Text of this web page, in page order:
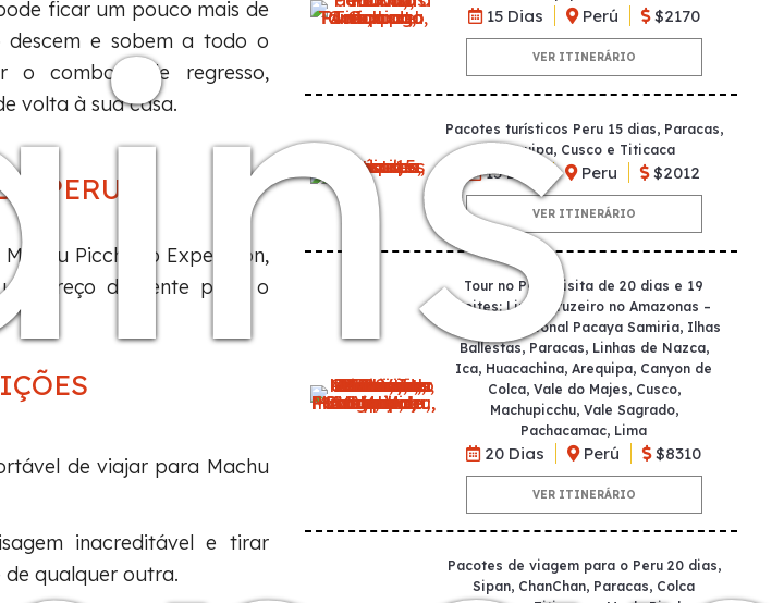
ficar um pouco mais de
e sobem a todo o
o comboio de regresso,
volta à sua casa.
PERU
Picchu: o Expedition,
preço diferente para o
de viajar para Machu
inacreditável e tirar
qualquer outra.
15 Dias Perú $2170
VER ITINERÁRIO
Pacotes turísticos Peru 15 dias, Paracas,
Arequipa, Cusco e Titicaca
15 Dias Peru $2012
VER ITINERÁRIO
Tour no Peru Visita de 20 dias e 19
noites: Lima, Cruzeiro no Amazonas –
Reserva Nacional Pacaya Samiria, Ilhas
Ballestas, Paracas, Linhas de Nazca,
Ica, Huacachina, Arequipa, Canyon de
Colca, Vale do Majes, Cusco,
Machupicchu, Vale Sagrado,
Pachacamac, Lima
20 Dias Perú $8310
VER ITINERÁRIO
Pacotes de viagem para o Peru 20 dias,
Sipan, ChanChan, Paracas, Colca